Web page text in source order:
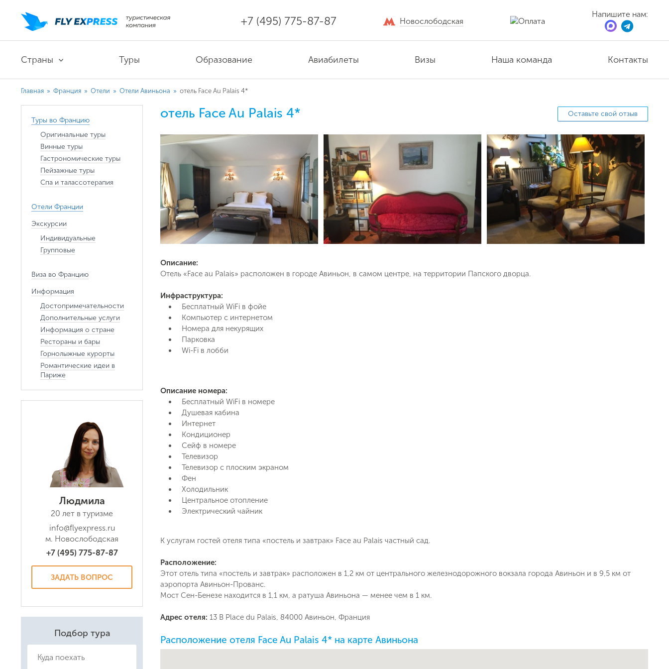
+7 (495) 775-87-87 Новослободская
Напишите нам:
Страны Туры Образование Авиабилеты Визы Наша команда Контакты
Наш менеджер свяжется с вами
выбранным критериям
Главная » Франция » Отели » Отели Авиньона » отель Face Au Palais 4*
Туры во Францию
Оригинальные туры
Винные туры
Гастрономические туры
Пейзажные туры
Спа и талассотерапия
Отели Франции
Экскурсии
Индивидуальные
Групповые
Виза во Францию
Информация
Достопримечательности
Дополнительные услуги
Информация о стране
Рестораны и бары
Горнолыжные курорты
Романтические идеи в
Париже
Людмила
20 лет в туризме
info@flyexpress.ru
м. Новослободская
+7 (495) 775-87-87
ЗАДАТЬ ВОПРОС
Даю согласие на обработку персональных данных в соответствии с
Политикой обработки персональных данных
Подбор тура
Оставьте свой отзыв
отель Face Au Palais 4*
Описание:
Отель «Face au Palais» расположен в городе Авиньон, в самом центре, на территории Папского дворца.
Инфраструктура:
Бесплатный WiFi в фойе
Компьютер с интернетом
Номера для некурящих
Парковка
Wi-Fi в лобби
Описание номера:
Бесплатный WiFi в номере
Душевая кабина
Интернет
Кондиционер
Сейф в номере
Телевизор
Телевизор с плоским экраном
Фен
Холодильник
Центральное отопление
Электрический чайник
К услугам гостей отеля типа «постель и завтрак» Face au Palais частный сад.
Расположение:
Этот отель типа «постель и завтрак» расположен в 1,2 км от центрального железнодорожного вокзала города Авиньон и в 9,5 км от
аэропорта Авиньон-Прованс.
Мост Сен-Бенезе находится в 1,1 км, а ратуша Авиньона — менее чем в 1 км.
Адрес отеля: 13 B Place du Palais, 84000 Авиньон, Франция
Расположение отеля Face Au Palais 4* на карте Авиньона